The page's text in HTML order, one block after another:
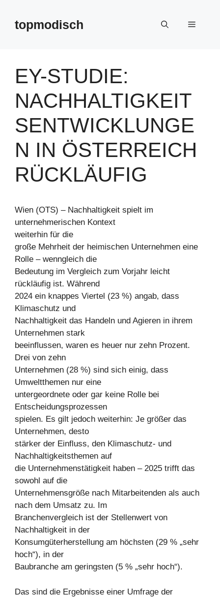
springentopmodisch Menü
EY-STUDIE:
NACHHALTIGKEIT
SENTWICKLUNGE
N IN ÖSTERREICH
RÜCKLÄUFIG
Wien (OTS) – Nachhaltigkeit spielt im
unternehmerischen Kontext
weiterhin für die
große Mehrheit der heimischen Unternehmen eine
Rolle – wenngleich die
Bedeutung im Vergleich zum Vorjahr leicht
rückläufig ist. Während
2024 ein knappes Viertel (23 %) angab, dass
Klimaschutz und
Nachhaltigkeit das Handeln und Agieren in ihrem
Unternehmen stark
beeinflussen, waren es heuer nur zehn Prozent.
Drei von zehn
Unternehmen (28 %) sind sich einig, dass
Umweltthemen nur eine
untergeordnete oder gar keine Rolle bei
Entscheidungsprozessen
spielen. Es gilt jedoch weiterhin: Je größer das
Unternehmen, desto
stärker der Einfluss, den Klimaschutz- und
Nachhaltigkeitsthemen auf
die Unternehmenstätigkeit haben – 2025 trifft das
sowohl auf die
Unternehmensgröße nach Mitarbeitenden als auch
nach dem Umsatz zu. Im
Branchenvergleich ist der Stellenwert von
Nachhaltigkeit in der
Konsumgüterherstellung am höchsten (29 % „sehr
hoch“), in der
Baubranche am geringsten (5 % „sehr hoch“).
Das sind die Ergebnisse einer Umfrage der